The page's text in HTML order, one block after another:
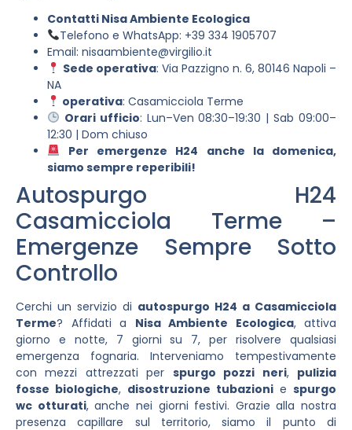
Contatti Nisa Ambiente Ecologica
Telefono e WhatsApp: +39 334 1905707
Email: nisaambiente@virgilio.it
Sede operativa: Via Pazzigno n. 6, 80146 Napoli –
NA
operativa: Casamicciola Terme
Orari ufficio: Lun–Ven 08:30–19:30 | Sab 09:00–
12:30 | Dom chiuso
Per emergenze H24 anche la domenica,
siamo sempre reperibili!
Autospurgo H24
Casamicciola Terme –
Emergenze Sempre Sotto
Controllo
Cerchi un servizio di autospurgo H24 a Casamicciola
Terme? Affidati a Nisa Ambiente Ecologica, attiva
giorno e notte, 7 giorni su 7, per risolvere qualsiasi
emergenza fognaria. Interveniamo tempestivamente
con mezzi attrezzati per spurgo pozzi neri, pulizia
fosse biologiche, disostruzione tubazioni e spurgo
wc otturati, anche nei giorni festivi. Grazie alla nostra
presenza capillare sul territorio, siamo il punto di